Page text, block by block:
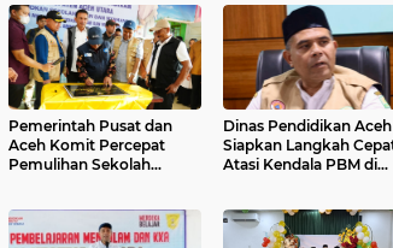
Pemerintah Pusat dan
Aceh Komit Percepat
Pemulihan Sekolah
Dinas Pendidikan Aceh
Siapkan Langkah
Atasi Kendala PBM di